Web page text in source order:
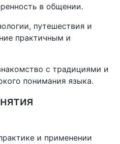
в общении.
путешествия и
практичным и
с традициями и
понимания языка.
и применении